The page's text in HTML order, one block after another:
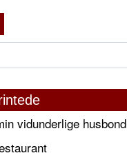
vidunderlige husbond